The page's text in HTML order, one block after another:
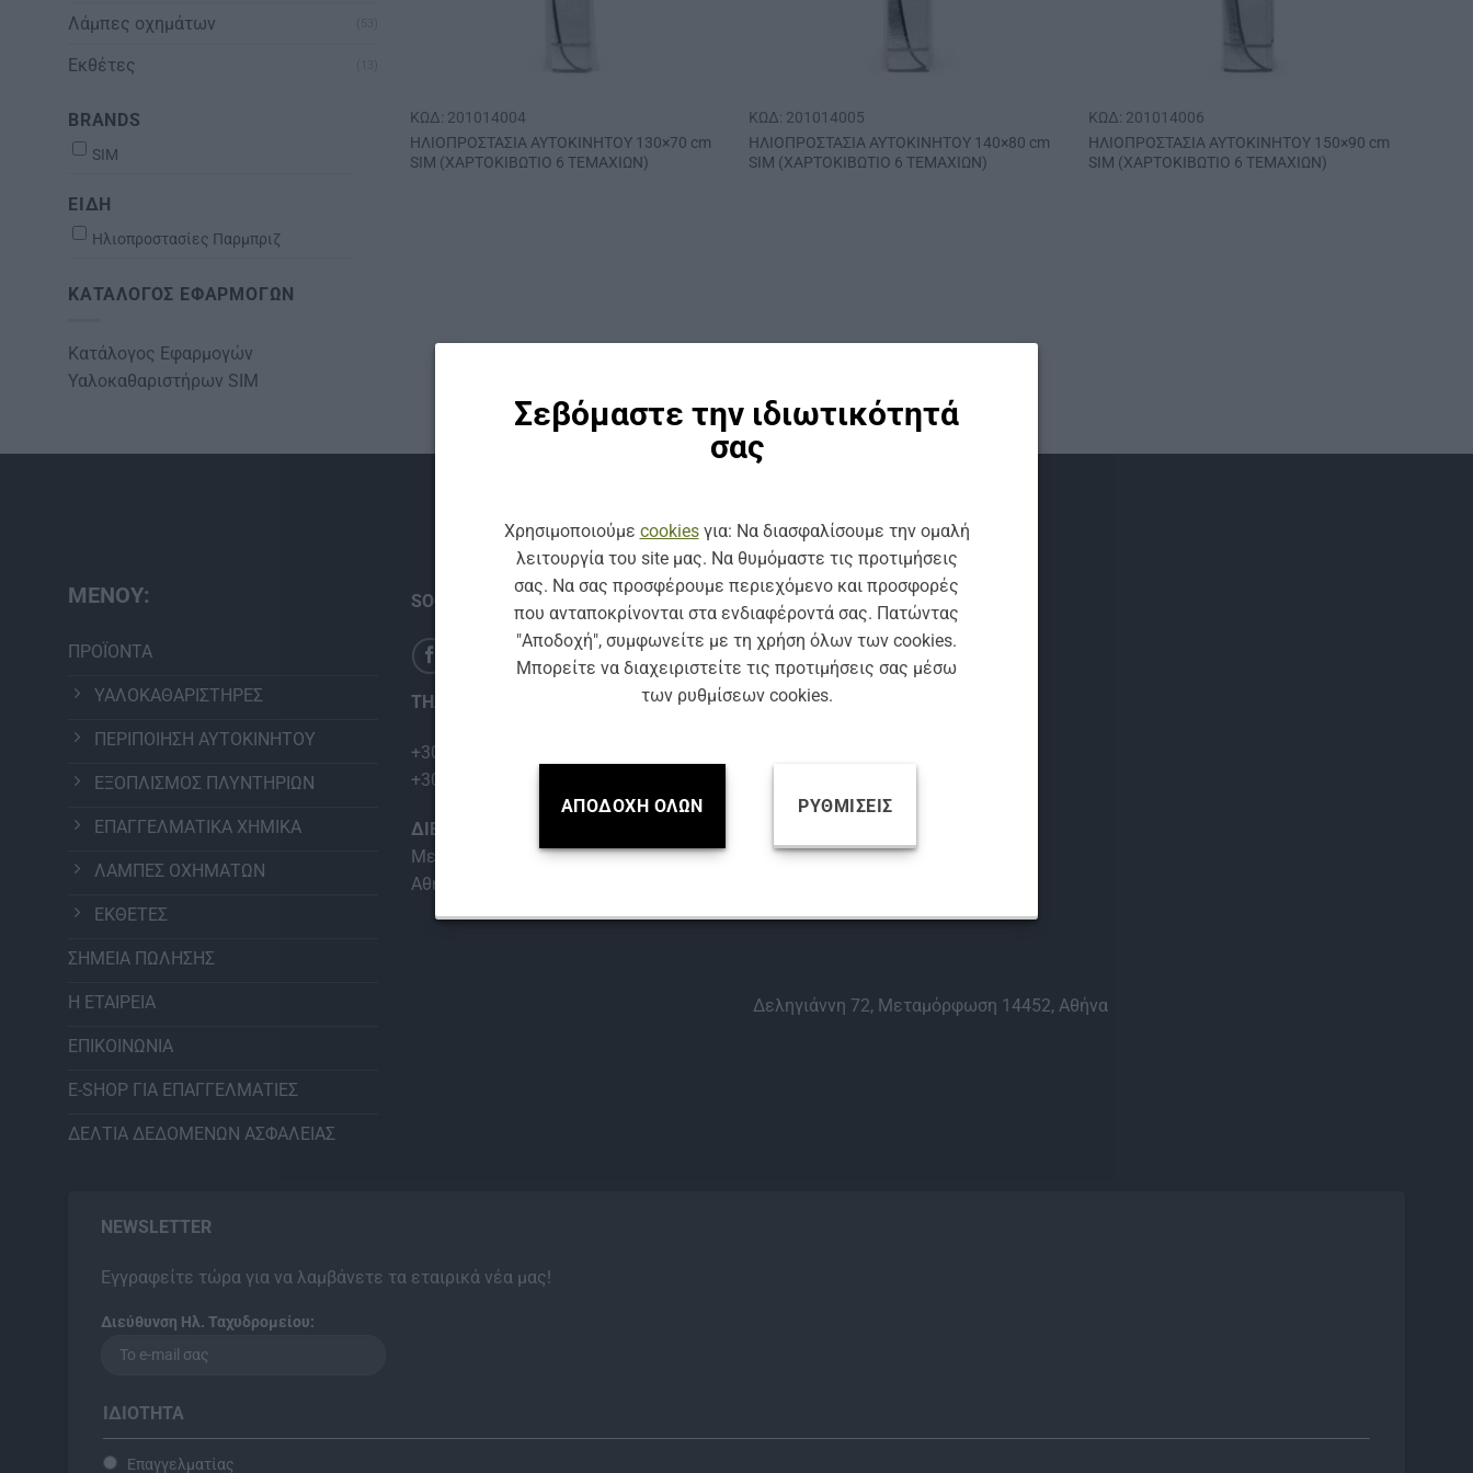
Σεβόμαστε την ιδιωτικότητά
σας
Χρησιμοποιούμε cookiesγια: Να διασφαλίσουμε την ομαλή
λειτουργία του site μας. Να θυμόμαστε τις προτιμήσεις
σας. Να σας προσφέρουμε περιεχόμενο και προσφορές
που ανταποκρίνονται στα ενδιαφέροντά σας. Πατώντας
"Αποδοχή", συμφωνείτε με τη χρήση όλων των cookies.
Μπορείτε να διαχειριστείτε τις προτιμήσεις σας μέσω
των ρυθμίσεων cookies.
ΑΠΟΔΟΧΉ ΌΛΩΝ ΡΥΘΜΊΣΕΙΣ
Λάμπες οχημάτων
Εκθέτες
BRANDS
SIM
ΕΙΔΗ
Ηλιοπροστασίες Παρμπριζ
ΚΑΤΆΛΟΓΟΣ ΕΦΑΡΜΟΓΏΝ
Κατάλογος Εφαρμογών
Υαλοκαθαριστήρων SIM
ΚΩΔ: 201014004
ΗΛΙΟΠΡΟΣΤΑΣΙΑ ΑΥΤΟΚΙΝΗΤΟΥ 130×70 cm
SΙΜ (ΧΑΡΤΟΚΙΒΩΤΙΟ 6 ΤΕΜΑΧΙΩΝ)
ΚΩΔ: 201014005
ΗΛΙΟΠΡΟΣΤΑΣΙΑ ΑΥΤΟΚΙΝΗΤΟΥ 140×80 cm
SΙΜ (ΧΑΡΤΟΚΙΒΩΤΙΟ 6 ΤΕΜΑΧΙΩΝ)
ΚΩΔ: 201014006
ΗΛΙΟΠΡΟΣΤΑΣΙΑ ΑΥΤΟΚΙΝΗΤΟΥ 150×90 cm
SΙΜ (ΧΑΡΤΟΚΙΒΩΤΙΟ 6 ΤΕΜΑΧΙΩΝ)
ΜΕΝΟΥ:
ΠΡΟΪΟΝΤΑ
ΥΑΛΟΚΑΘΑΡΙΣΤΗΡΕΣ
ΠΕΡΙΠΟΙΗΣΗ ΑΥΤΟΚΙΝΗΤΟΥ
ΕΞΟΠΛΙΣΜΟΣ ΠΛΥΝΤΗΡΙΩΝ
ΕΠΑΓΓΕΛΜΑΤΙΚΑ ΧΗΜΙΚΑ
ΛΑΜΠΕΣ ΟΧΗΜΑΤΩΝ
ΕΚΘΕΤΕΣ
ΣΗΜΕΙΑ ΠΩΛΗΣΗΣ
Η ΕΤΑΙΡΕΙΑ
ΕΠΙΚΟΙΝΩΝΙΑ
E-SHOP ΓΙΑ ΕΠΑΓΓΕΛΜΑΤΙΕΣ
ΔΕΛΤΙΑ ΔΕΔΟΜΕΝΩΝ ΑΣΦΑΛΕΙΑΣ
SOCIAL MEDIA:
ΤΗΛΕΦΩΝΟ:
+30 210 28 23 722
+30 210 28 23 725
ΔΙΕΥΘΥΝΣΗ:
Μεταμόρφωση 14452,
Αθήνα
Δεληγιάννη 72, Μεταμόρφωση 14452, Αθήνα
NEWSLETTER
Εγγραφείτε τώρα για να λαμβάνετε τα εταιρικά νέα μας!
Διεύθυνση Ηλ. Ταχυδρομείου:
ΙΔΙΌΤΗΤΑ
Επαγγελματίας